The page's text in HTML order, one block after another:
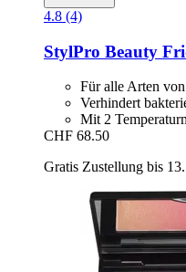
4.8 (4)
StylPro Beauty
Für alle Arten
Verhindert
Mit 2
CHF 68.50
Gratis Zustellung bis